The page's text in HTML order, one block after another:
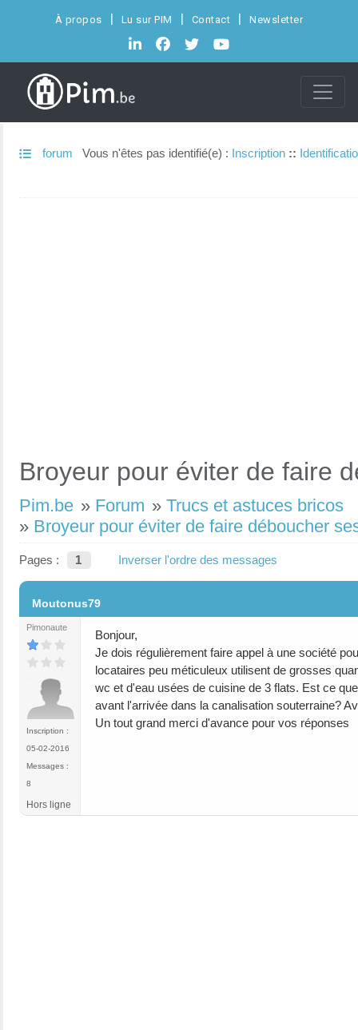
À propos Lu sur PIM Contact Newsletter
forum Vous n'êtes pas identifié(e) : Inscription ::
Broyeur pour éviter de faire
Pim.be » Forum » Trucs et astuces bricos
» Broyeur pour éviter de faire déboucher
Pages : 1 Inverser l'ordre des messages
Moutonus79
Pimonaute
Inscription :
05-02-2016
Messages :
8
Bonjour,
Je dois régulièrement faire appel à une société
locataires peu méticuleux utilisent de grosses
wc et d'eau usées de cuisine de 3 flats. Est ce
avant l'arrivée dans la canalisation souterraine?
Un tout grand merci d'avance pour vos réponses
Hors ligne